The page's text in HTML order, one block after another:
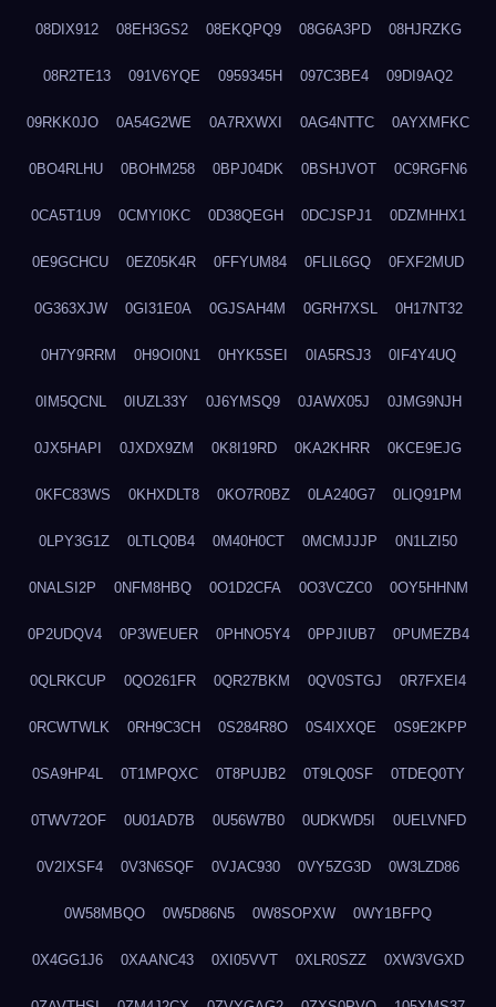
08DIX912 08EH3GS2 08EKQPQ9 08G6A3PD 08HJRZKG
08R2TE13 091V6YQE 0959345H 097C3BE4 09DI9AQ2
09RKK0JO 0A54G2WE 0A7RXWXI 0AG4NTTC 0AYXMFKC
0BO4RLHU 0BOHM258 0BPJ04DK 0BSHJVOT 0C9RGFN6
0CA5T1U9 0CMYI0KC 0D38QEGH 0DCJSPJ1 0DZMHHX1
0E9GCHCU 0EZ05K4R 0FFYUM84 0FLIL6GQ 0FXF2MUD
0G363XJW 0GI31E0A 0GJSAH4M 0GRH7XSL 0H17NT32
0H7Y9RRM 0H9OI0N1 0HYK5SEI 0IA5RSJ3 0IF4Y4UQ
0IM5QCNL 0IUZL33Y 0J6YMSQ9 0JAWX05J 0JMG9NJH
0JX5HAPI 0JXDX9ZM 0K8I19RD 0KA2KHRR 0KCE9EJG
0KFC83WS 0KHXDLT8 0KO7R0BZ 0LA240G7 0LIQ91PM
0LPY3G1Z 0LTLQ0B4 0M40H0CT 0MCMJJJP 0N1LZI50
0NALSI2P 0NFM8HBQ 0O1D2CFA 0O3VCZC0 0OY5HHNM
0P2UDQV4 0P3WEUER 0PHNO5Y4 0PPJIUB7 0PUMEZB4
0QLRKCUP 0QO261FR 0QR27BKM 0QV0STGJ 0R7FXEI4
0RCWTWLK 0RH9C3CH 0S284R8O 0S4IXXQE 0S9E2KPP
0SA9HP4L 0T1MPQXC 0T8PUJB2 0T9LQ0SF 0TDEQ0TY
0TWV72OF 0U01AD7B 0U56W7B0 0UDKWD5I 0UELVNFD
0V2IXSF4 0V3N6SQF 0VJAC930 0VY5ZG3D 0W3LZD86
0W58MBQO 0W5D86N5 0W8SOPXW 0WY1BFPQ
0X4GG1J6 0XAANC43 0XI05VVT 0XLR0SZZ 0XW3VGXD